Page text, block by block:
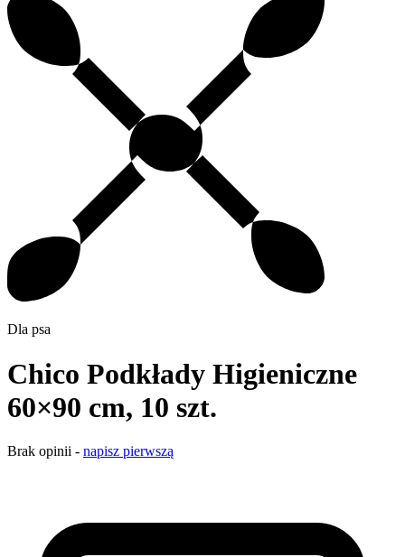
Dla psa
Chico Podkłady Higieniczne
60×90 cm, 10 szt.
Brak opinii - napisz pierwszą